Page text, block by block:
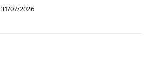
31/07/2026